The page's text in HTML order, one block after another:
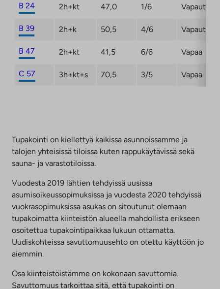
B 24 2h+kt 47,0 1/6
B 39 2h+k 50,5 4/6
B 47 2h+kt 41,5 6/6 Vapaa
C 57 3h+kt+s 70,5 3/5 Vapaa
Tupakointi on kiellettyä kaikissa asunnoissamme ja
talojen yhteisissä tiloissa kuten rappukäytävissä sekä
sauna- ja varastotiloissa.
Vuodesta 2019 lähtien tehdyissä uusissa
asumisoikeussopimuksissa ja vuodesta 2020 tehdyissä
vuokrasopimuksissa asukas on sitoutunut olemaan
tupakoimatta kiinteistön alueella mahdollista erikseen
osoitettua tupakointipaikkaa lukuun ottamatta.
Uudiskohteissa savuttomuusehto on otettu käyttöön jo
aiemmin.
Osa kiinteistöistämme on kokonaan savuttomia.
Savuttomuus tarkoittaa sitä, että tupakointi on